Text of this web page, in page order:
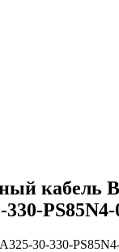
кабель
PS85N4-
30-330-